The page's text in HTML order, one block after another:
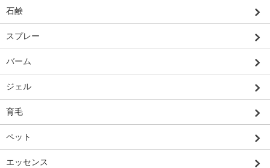
石鹸
スプレー
バーム
ジェル
育毛
ペット
エッセンス